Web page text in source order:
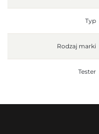
Typ
Rodzaj marki
Tester